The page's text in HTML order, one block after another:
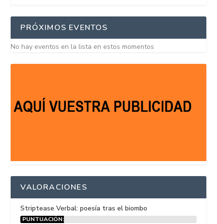
PRÓXIMOS EVENTOS
No hay eventos en la lista en estos momentos
VALORACIONES
Striptease Verbal: poesía tras el biombo
PUNTUACIÓN: